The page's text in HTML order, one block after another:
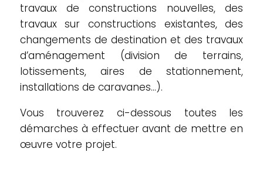
travaux de constructions nouvelles, des
travaux sur constructions existantes, des
changements de destination et des travaux
d’aménagement (division de terrains,
lotissements, aires de stationnement,
installations de caravanes…).
Vous trouverez ci-dessous toutes les
démarches à effectuer avant de mettre en
œuvre votre projet.